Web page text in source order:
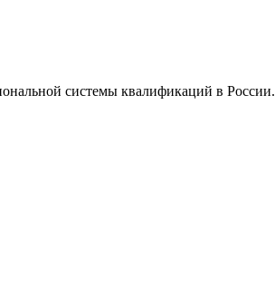
системы квалификаций в России.